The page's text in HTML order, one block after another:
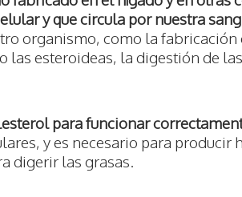
y que circula por nuestra
organismo, como la fabricación
las esteroideas, la digestión de
para funcionar
y es necesario para producir
digerir las grasas.